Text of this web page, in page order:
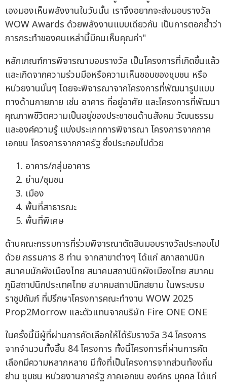
เองมองเห็นพลังงานในวันนั้น เราจึงอยากจะส่งมอบรางวัล
WOW Awards ด้วยพลังงานแบบเดียวกัน เป็นการตอกย้ำว่า
การกระทำของคนเหล่านี้มีคนเห็นคุณค่า"
หลักเกณฑ์การพิจารณามอบรางวัล เป็นโครงการที่เกิดขึ้นแล้ว
และเกิดจากความร่วมมือหรือความเห็นชอบของชุมชน หรือ
หน่วยงานนั้นๆ โดยจะพิจารณาจากโครงการที่พัฒนารูปแบบ
ทางด้านกายภาย เช่น อาคาร ที่อยู่อาศัย และโครงการที่พัฒนา
คุณภาพชีวิตความเป็นอยู่ของประชาชนด้านสังคม วัฒนธรรม
และองค์ความรู้ แบ่งประเภทการพิจารณา โครงการจากภาค
เอกชน โครงการจากภาครัฐ ซึ่งประกอบไปด้วย
อาคาร/กลุ่มอาคาร
ย่าน/ชุมชน
เมือง
พื้นที่สาธารณะ
พื้นที่พิเศษ
ด้านคณะกรรมการที่ร่วมพิจารณาตัดสินมอบรางวัลประกอบไป
ด้วย กรรมการ 8 ท่าน จากสาขาต่างๆ ได้แก่ สภาสถาปนิก
สมาคมนักผังเมืองไทย สมาคมสถาปนิกผังเมืองไทย สมาคม
ภูมิสถาปนิกประเทศไทย สมาคมสถาปนิกสยาม ในพระบรม
ราชูปถัมภ์ ที่ปรึกษาโครงการคณะทำงาน WOW 2025
Prop2Morrow และตัวแทนจากบริษัท Fire ONE ONE
ในครั้งนี้มีผู้ที่ผ่านการคัดเลือกให้ได้รับรางวัล 34 โครงการ
จากจำนวนทั้งสิ้น 84 โครงการ ทั้งนี้โครงการที่ผ่านการคัด
เลือกมีความหลากหลาย มีทั้งที่เป็นโครงการจากส่วนท้องถิ่น
ย่าน ชุมชน หน่วยงานภาครัฐ ภาคเอกชน องค์กร บุคคล ได้แก่